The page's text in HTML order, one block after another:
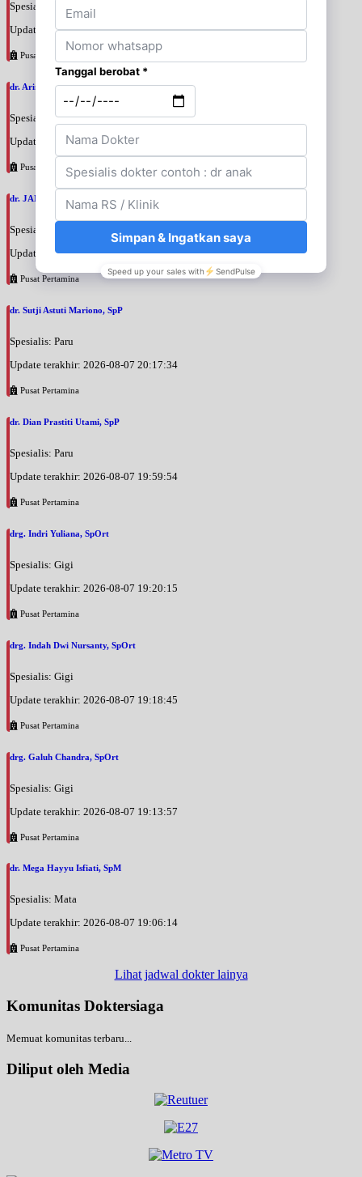
Spesialis: Penyakit Dalam
Update terakhir: 2026-08-07 20:35:45
Pusat Pertamina
dr. Arini Purwono, SpP
Spesialis: Paru
Update terakhir: 2026-08-07 20:25:58
Pusat Pertamina
dr. JANUAR HABIBI, SpP
Spesialis: Paru
Update terakhir: 2026-08-07 20:23:50
Pusat Pertamina
dr. Sutji Astuti Mariono, SpP
Spesialis: Paru
Update terakhir: 2026-08-07 20:17:34
Pusat Pertamina
dr. Dian Prastiti Utami, SpP
Spesialis: Paru
Update terakhir: 2026-08-07 19:59:54
Pusat Pertamina
drg. Indri Yuliana, SpOrt
Spesialis: Gigi
Update terakhir: 2026-08-07 19:20:15
Pusat Pertamina
drg. Indah Dwi Nursanty, SpOrt
Spesialis: Gigi
Update terakhir: 2026-08-07 19:18:45
Pusat Pertamina
drg. Galuh Chandra, SpOrt
Spesialis: Gigi
Update terakhir: 2026-08-07 19:13:57
Pusat Pertamina
dr. Mega Hayyu Isfiati, SpM
Spesialis: Mata
Update terakhir: 2026-08-07 19:06:14
Pusat Pertamina
Lihat jadwal dokter lainya
Komunitas Doktersiaga
Memuat komunitas terbaru...
Diliput oleh Media